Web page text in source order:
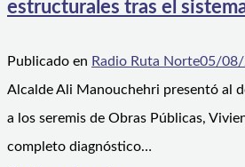
estructurales tras el
Publicado en Radio Ruta Norte05/08/
Alcalde Ali Manouchehri presentó al
a los seremis de Obras Públicas,
completo diagnóstico…